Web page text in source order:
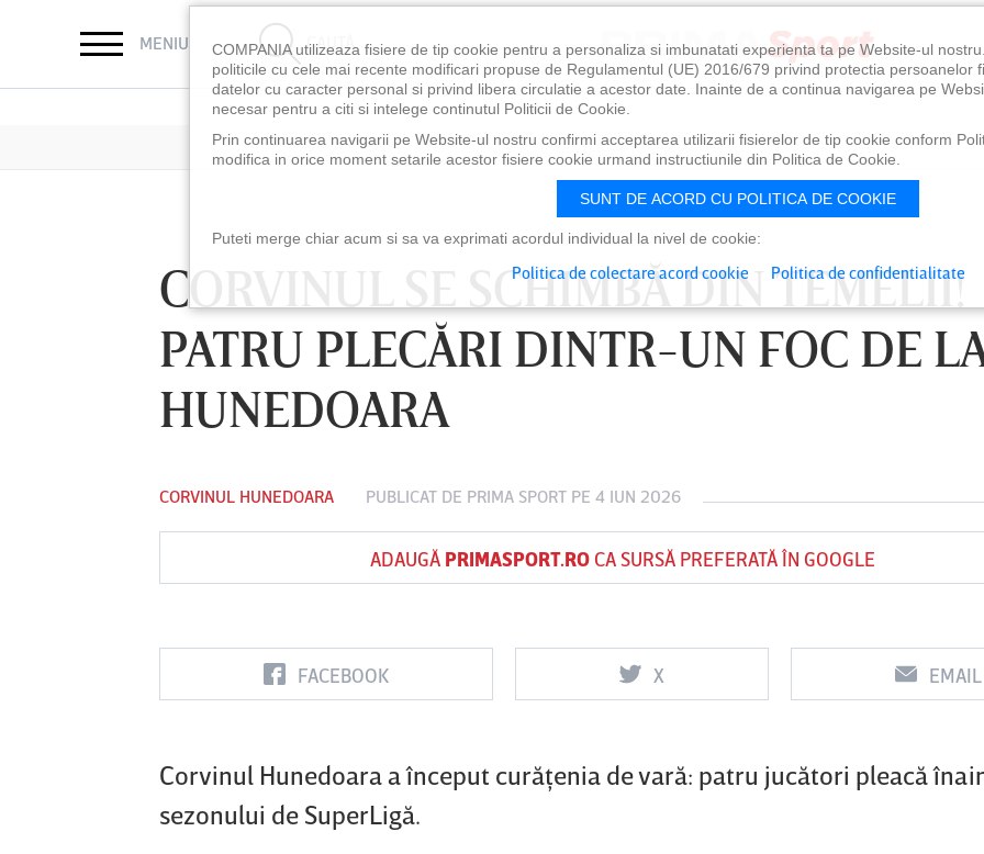
MENIU CAUTĂ
CORVINUL SE SCHIMBĂ DIN TEMELII!
PATRU PLECĂRI DINTR-UN FOC DE
HUNEDOARA
CORVINUL HUNEDOARA PUBLICAT DE PRIMA SPORT PE 4 IUN 2026
ADAUGĂ PRIMASPORT.ROCA SURSĂ PREFERATĂ ÎN GOOGLE
FACEBOOK X EMAIL
Corvinul Hunedoara a început curăţenia de vară: patru jucători pleacă
sezonului de SuperLigă.
FC Botoşani
Vs
Corvinul
Hunedoara
Sepsi OSK Sf
Vs
FCSB UTA Arad
Vs
Rapid
COMPANIA utilizeaza fisiere de tip cookie pentru a personaliza si imbunatati experienta ta pe Website-ul
politicile cu cele mai recente modificari propuse de Regulamentul (UE) 2016/679 privind protectia persoanelor
datelor cu caracter personal si privind libera circulatie a acestor date. Inainte de a continua navigarea pe
necesar pentru a citi si intelege continutul Politicii de Cookie.
Prin continuarea navigarii pe Website-ul nostru confirmi acceptarea utilizarii fisierelor de tip cookie conform
modifica in orice moment setarile acestor fisiere cookie urmand instructiunile din Politica de Cookie.
SUNT DE ACORD CU POLITICA DE COOKIE
Puteti merge chiar acum si sa va exprimati acordul individual la nivel de cookie:
Politica de colectare acord cookie Politica de confidentialitate